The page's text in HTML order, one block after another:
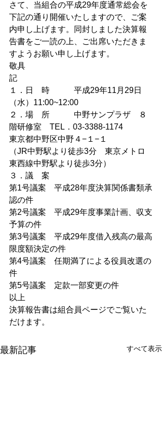
さて、当組合の平成29年度通常総会を
下記の通り開催いたしますので、ご案
内申し上げます。同封しました決算報
告書をご一読の上、ご出席いただきま
すようお願い申し上げます。
敬具
記
１．日　時　　　平成29年11月29日
（水）11:00~12:00
２．場　所　　　中野サンプラザ　８
階研修室　TEL．03-3388-1174
東京都中野区中野４−１−１
（JR中野駅より徒歩3分　東京メトロ
東西線中野駅より徒歩3分）
３．議　案
第1号議案　平成28年度決算関係書類承
認の件
第2号議案　平成29年度事業計画、収支
予算の件
第3号議案　平成29年度借入残高の最高
限度額決定の件
第4号議案　任期満了による役員改選の
件
第5号議案　定款一部変更の件
以上
決算報告書は組合員ページでご覧いた
だけます。
最新記事 すべて表示